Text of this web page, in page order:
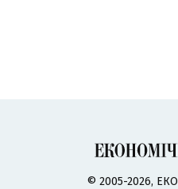
© 2005-2026,